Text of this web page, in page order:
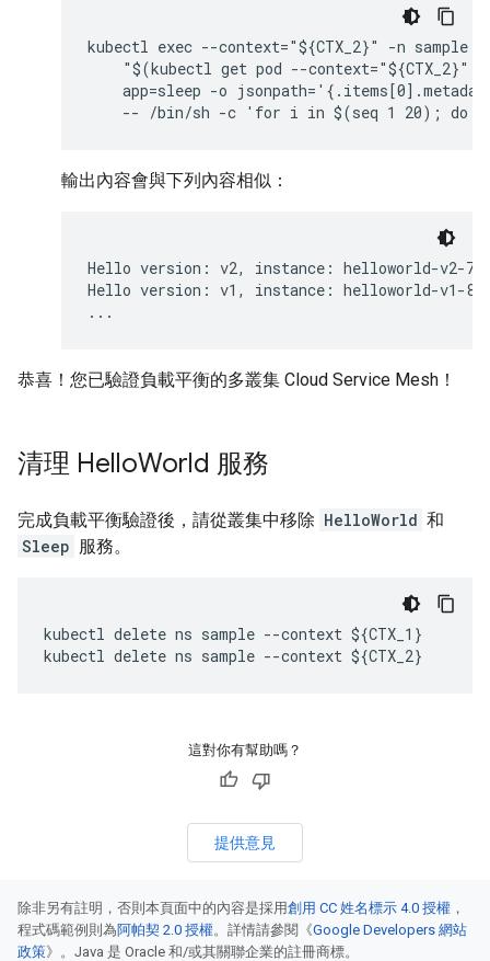
kubectl exec --context="${CTX_2}" -n sample
"$(kubectl get pod --context="${CTX_2}"
app=sleep -o
輸出內容會與下列內容相似：
Hello version: v2, instance: helloworld-v2-
Hello version: v1, instance: helloworld-v1-
...
恭喜！您已驗證負載平衡的多叢集 Cloud Service Mesh！
清理 HelloWorld 服務
完成負載平衡驗證後，請從叢集中移除 HelloWorld 和
Sleep 服務。
kubectl delete ns sample --context ${CTX_1}
kubectl delete ns sample --context ${CTX_2}
這對你有幫助嗎？
提供意見
除非另有註明，否則本頁面中的內容是採用創用 CC 姓名標示 4.0 授權 ，
程式碼範例則為阿帕契 2.0 授權。詳情請參閱《Google Developers 網站
政策》。Java 是 Oracle 和/或其關聯企業的註冊商標。